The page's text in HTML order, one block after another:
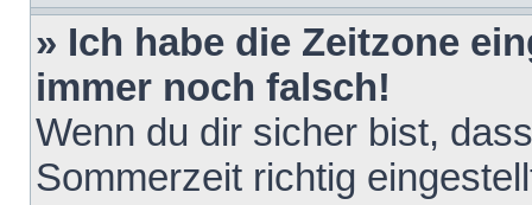
» Ich habe die Zeitzone
immer noch falsch!
Wenn du dir sicher bist,
Sommerzeit richtig